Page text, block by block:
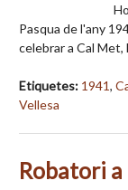
Pasqua de l'any
celebrar a Cal
Etiquetes: 1941,
Vellesa
Robatori